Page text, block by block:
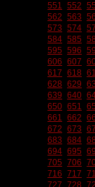
551 552
562 563
573 574
584 585
595 596
606 607
617 618
628 629
639 640
650 651
661 662
672 673
683 684
694 695
705 706
716 717
727 728